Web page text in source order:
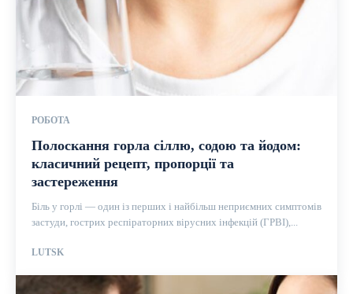
РОБОТА
Полоскання горла сіллю, содою та йодом:
класичний рецепт, пропорції та
застереження
Біль у горлі — один із перших і найбільш неприємних симптомів
застуди, гострих респіраторних вірусних інфекцій (ГРВІ),...
LUTSK